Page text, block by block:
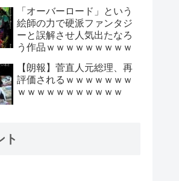
「オーバーロード」という
絵師の力で硬派ファンタジ
ーと誤解させ人気出たなろ
う作品ｗｗｗｗｗｗｗｗｗ
【朗報】菅直人元総理、再
評価されるｗｗｗｗｗｗｗ
ｗｗｗｗｗｗｗｗｗｗｗ
ト